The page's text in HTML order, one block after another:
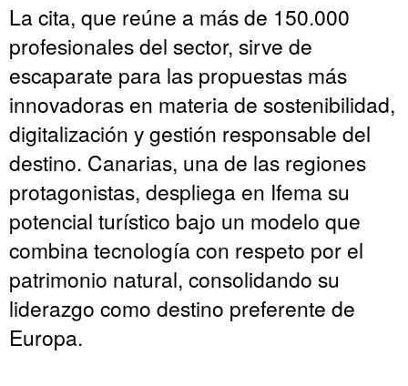
La cita, que reúne a más de 150.000
profesionales del sector, sirve de
escaparate para las propuestas más
innovadoras en materia de sostenibilidad,
digitalización y gestión responsable del
destino. Canarias, una de las regiones
protagonistas, despliega en Ifema su
potencial turístico bajo un modelo que
combina tecnología con respeto por el
patrimonio natural, consolidando su
liderazgo como destino preferente de
Europa.